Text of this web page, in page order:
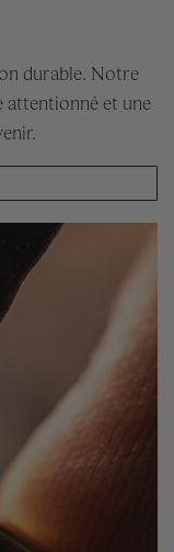
durable. Notre
attentionné et une